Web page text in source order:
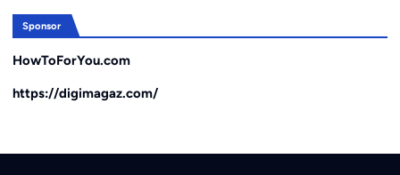
Sponsor
HowToForYou.com
https://digimagaz.com/